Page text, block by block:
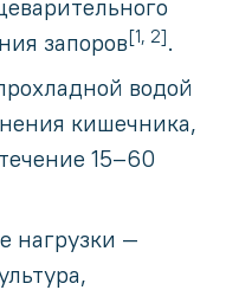
запоров[1, 2].
водой
кишечника,
15–60
нагрузки —